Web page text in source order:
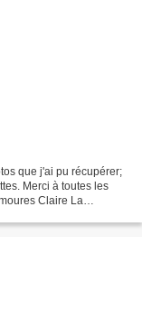
que j'ai pu récupérer;
Merci à toutes les
Claire La